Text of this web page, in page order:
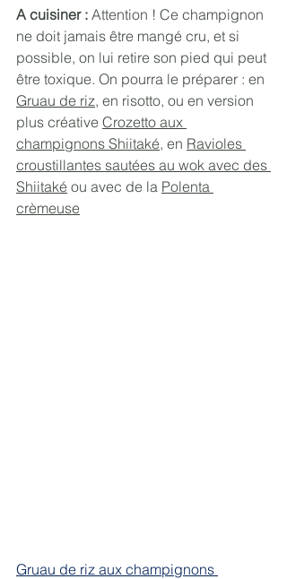
A cuisiner : Attention ! Ce champignon
ne doit jamais être mangé cru, et si
possible, on lui retire son pied qui peut
être toxique. On pourra le préparer : en
Gruau de riz, en risotto, ou en version
plus créative Crozetto aux
champignons Shiitaké, en Ravioles
croustillantes sautées au wok avec des
Shiitaké ou avec de la Polenta
crèmeuse
Gruau de riz aux champignons